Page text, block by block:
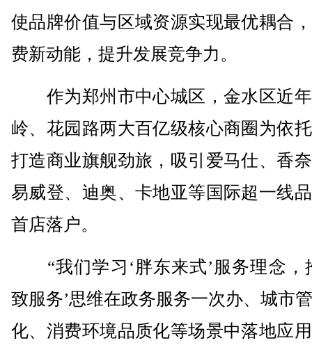
使品牌价值与区域资源实现最优耦合
费新动能，提升发展竞争力。
作为郑州市中心城区，金水区近
岭、花园路两大百亿级核心商圈为依
打造商业旗舰劲旅，吸引爱马仕、香
易威登、迪奥、卡地亚等国际超一线
首店落户。
“我们学习‘胖东来式’服务理念，
致服务’思维在政务服务一次办、城市
化、消费环境品质化等场景中落地应